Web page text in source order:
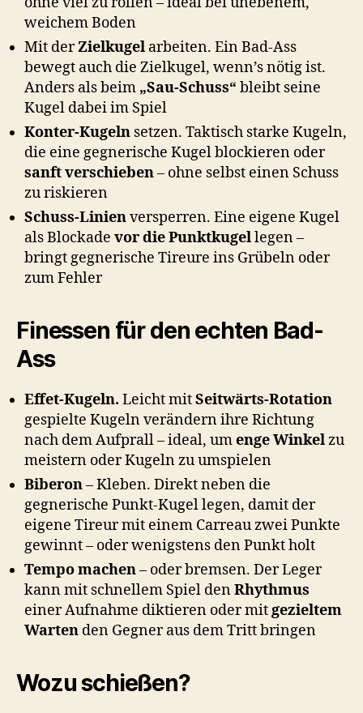
weichem Boden
Mit derZielkugel arbeiten. Ein Bad-Ass
bewegt auch die Zielkugel, wenn’s nötig ist.
Anders als beim „Sau-Schuss“ bleibt seine
Kugel dabei im Spiel
Konter-Kugeln setzen. Taktisch starke Kugeln,
die eine gegnerische Kugel blockieren oder
sanft verschieben– ohne selbst einen Schuss
zu riskieren
Schuss-Linienversperren. Eine eigene Kugel
als Blockade vor die Punktkugellegen –
bringt gegnerische Tireure ins Grübeln oder
zum Fehler
Finessen für den echten Bad-
Ass
Effet-Kugeln. Leicht mitSeitwärts-Rotation
gespielte Kugeln verändern ihre Richtung
nach dem Aufprall – ideal, umenge Winkelzu
meistern oder Kugeln zu umspielen
Biberon– Kleben. Direkt neben die
gegnerische Punkt-Kugel legen, damit der
eigene Tireur mit einem Carreau zwei Punkte
gewinnt – oder wenigstens den Punkt holt
Tempo machen– oder bremsen. Der Leger
kann mit schnellem Spiel denRhythmus
einer Aufnahme diktieren oder mit gezieltem
Warten den Gegner aus dem Tritt bringen
Wozu schießen?